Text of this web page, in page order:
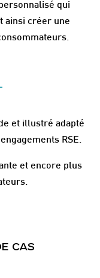
qui
ainsi créer une
et illustré adapté
RSE.
et encore plus
CAS